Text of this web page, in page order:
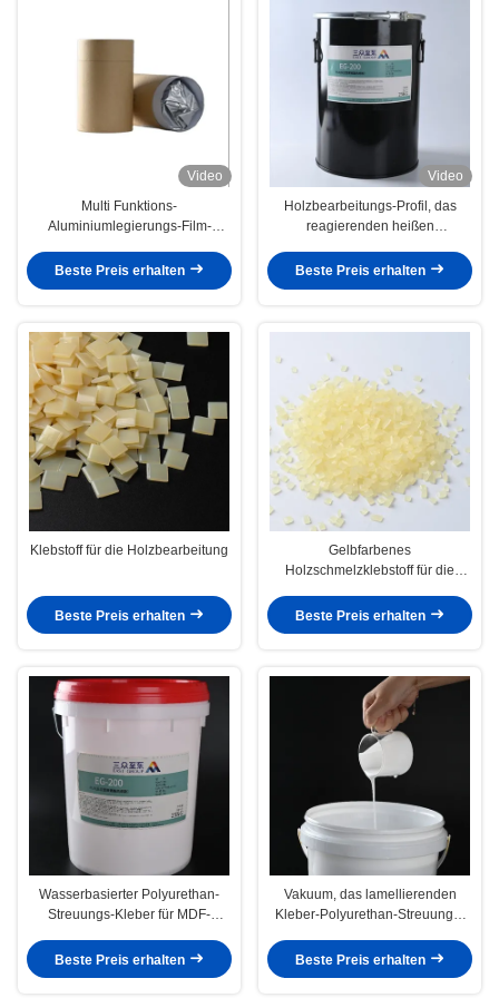
Video
Multi Funktions-
Aluminiumlegierungs-Film-
die Profil-Verpackung
Beste Preis erhalten
Video
Holzbearbeitungs-Profil, das
reagierenden heißen
einwickelt
Beste Preis erhalten
Klebstoff für die Holzbearbeitung
Beste Preis erhalten
Gelbfarbenes
Holzschmelzklebstoff für die
Anwendungstemperatur 130-160
°C
Beste Preis erhalten
Wasserbasierter Polyurethan-
Streuungs-Kleber für MDF-
Beste Preis erhalten
Vakuum, das lamellierenden
Kleber-Polyurethan-Streuungs-
Beste Preis erhalten